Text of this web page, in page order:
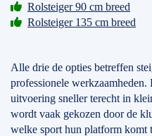
Rolsteiger 90 cm breed
Rolsteiger 135 cm breed
Alle drie de opties betreffen
professionele
uitvoering sneller terecht in
wordt vaak gekozen door de
welke sport hun platform komt